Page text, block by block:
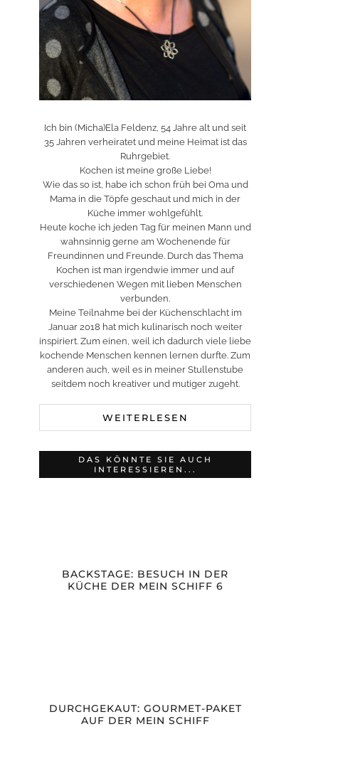
Ich bin (Micha)Ela Feldenz, 54 Jahre alt und seit
35 Jahren verheiratet und meine Heimat ist das
Ruhrgebiet.
Kochen ist meine große Liebe!
Wie das so ist, habe ich schon früh bei Oma und
Mama in die Töpfe geschaut und mich in der
Küche immer wohlgefühlt.
Heute koche ich jeden Tag für meinen Mann und
wahnsinnig gerne am Wochenende für
Freundinnen und Freunde. Durch das Thema
Kochen ist man irgendwie immer und auf
verschiedenen Wegen mit lieben Menschen
verbunden.
Meine Teilnahme bei der Küchenschlacht im
Januar 2018 hat mich kulinarisch noch weiter
inspiriert. Zum einen, weil ich dadurch viele liebe
kochende Menschen kennen lernen durfte. Zum
anderen auch, weil es in meiner Stullenstube
seitdem noch kreativer und mutiger zugeht.
WEITERLESEN
DAS KÖNNTE SIE AUCH
INTERESSIEREN...
BACKSTAGE: BESUCH IN DER
KÜCHE DER MEIN SCHIFF 6
DURCHGEKAUT: GOURMET-PAKET
AUF DER MEIN SCHIFF